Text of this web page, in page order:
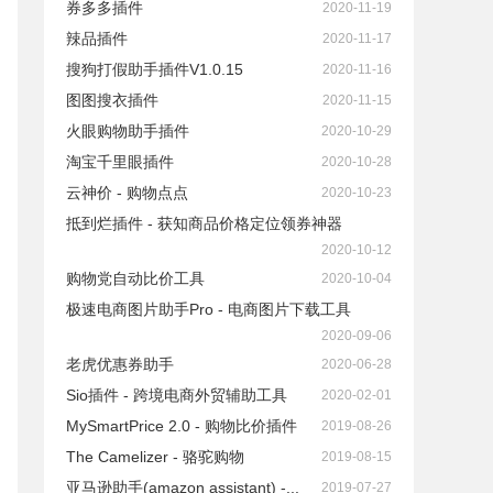
券多多插件 2020-11-19
辣品插件 2020-11-17
搜狗打假助手插件V1.0.15 2020-11-16
图图搜衣插件 2020-11-15
火眼购物助手插件 2020-10-29
淘宝千里眼插件 2020-10-28
云神价 - 购物点点 2020-10-23
抵到烂插件 - 获知商品价格定位领券神器
2020-10-12
购物党自动比价工具 2020-10-04
极速电商图片助手Pro - 电商图片下载工具
2020-09-06
老虎优惠券助手 2020-06-28
Sio插件 - 跨境电商外贸辅助工具 2020-02-01
MySmartPrice 2.0 - 购物比价插件 2019-08-26
The Camelizer - 骆驼购物 2019-08-15
亚马逊助手(amazon assistant) -... 2019-07-27